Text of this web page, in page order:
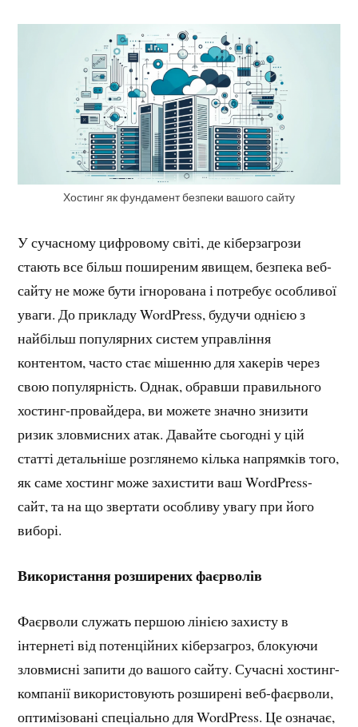
Хостинг як фундамент безпеки вашого сайту
У сучасному цифровому світі, де кіберзагрози
стають все більш поширеним явищем, безпека веб-
сайту не може бути ігнорована і потребує особливої
уваги. До прикладу WordPress, будучи однією з
найбільш популярних систем управління
контентом, часто стає мішенню для хакерів через
свою популярність. Однак, обравши правильного
хостинг-провайдера, ви можете значно знизити
ризик зловмисних атак. Давайте сьогодні у цій
статті детальніше розглянемо кілька напрямків того,
як саме хостинг може захистити ваш WordPress-
сайт, та на що звертати особливу увагу при його
виборі.
Використання розширених фаєрволів
Фаєрволи служать першою лінією захисту в
інтернеті від потенційних кіберзагроз, блокуючи
зловмисні запити до вашого сайту. Сучасні хостинг-
компанії використовують розширені веб-фаєрволи,
оптимізовані спеціально для WordPress. Це означає,